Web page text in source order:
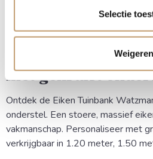
Selectie
Weigeren
Eiken Tuinbank
Stoere en
met gekruist
Ontdek de Eiken Tuinbank
onderstel. Een stoere, massief
vakmanschap. Personaliseer met
verkrijgbaar in 1.20 meter, 1.50